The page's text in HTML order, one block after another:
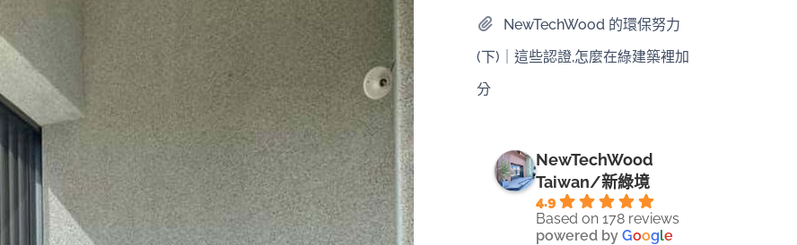
NewTechWood 的環保努力
(下)｜這些認證,怎麼在綠建築裡加
分
NewTechWood
Taiwan/新綠境
4.9
Based on 178 reviews
powered by Google